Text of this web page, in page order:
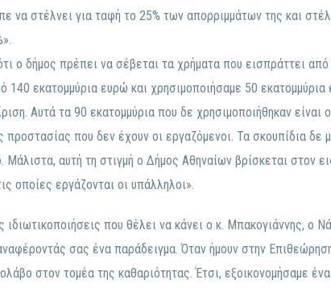
να στέλνει για ταφή το 25% των απορριμμάτων της και
ο δήμος πρέπει να σέβεται τα χρήματα που εισπράττει από
140 εκατομμύρια ευρώ και χρησιμοποιήσαμε 50
Αυτά τα 90 εκατομμύρια που δε χρησιμοποιήθηκαν είναι
που δεν έχουν οι εργαζόμενοι. Τα σκουπίδια δε
αυτή τη στιγμή ο Δήμος Αθηναίων βρίσκεται στον
οποίες εργάζονται οι υπάλληλοι».
ιδιωτικοποιήσεις που θέλει να κάνει ο κ. Μπακογιάννης, ο
σας ένα παράδειγμα. Όταν ήμουν στην
στον τομέα της καθαριότητας. Έτσι, εξοικονομήσαμε